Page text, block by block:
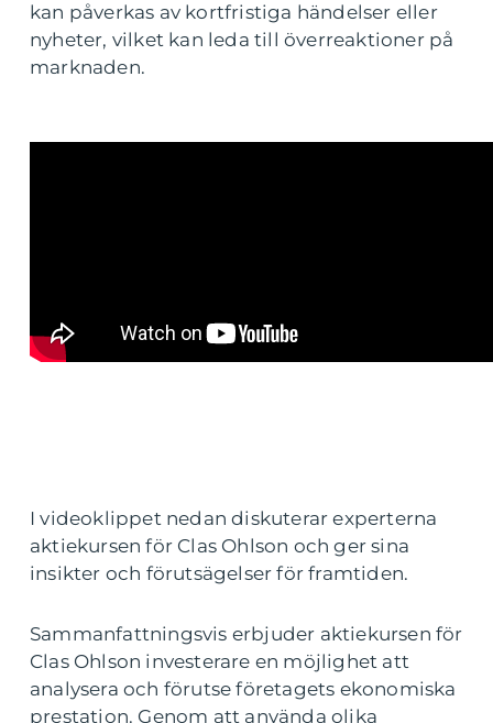
kan påverkas av kortfristiga händelser eller
nyheter, vilket kan leda till överreaktioner på
marknaden.
I videoklippet nedan diskuterar experterna
aktiekursen för Clas Ohlson och ger sina
insikter och förutsägelser för framtiden.
Sammanfattningsvis erbjuder aktiekursen för
Clas Ohlson investerare en möjlighet att
analysera och förutse företagets ekonomiska
prestation. Genom att använda olika